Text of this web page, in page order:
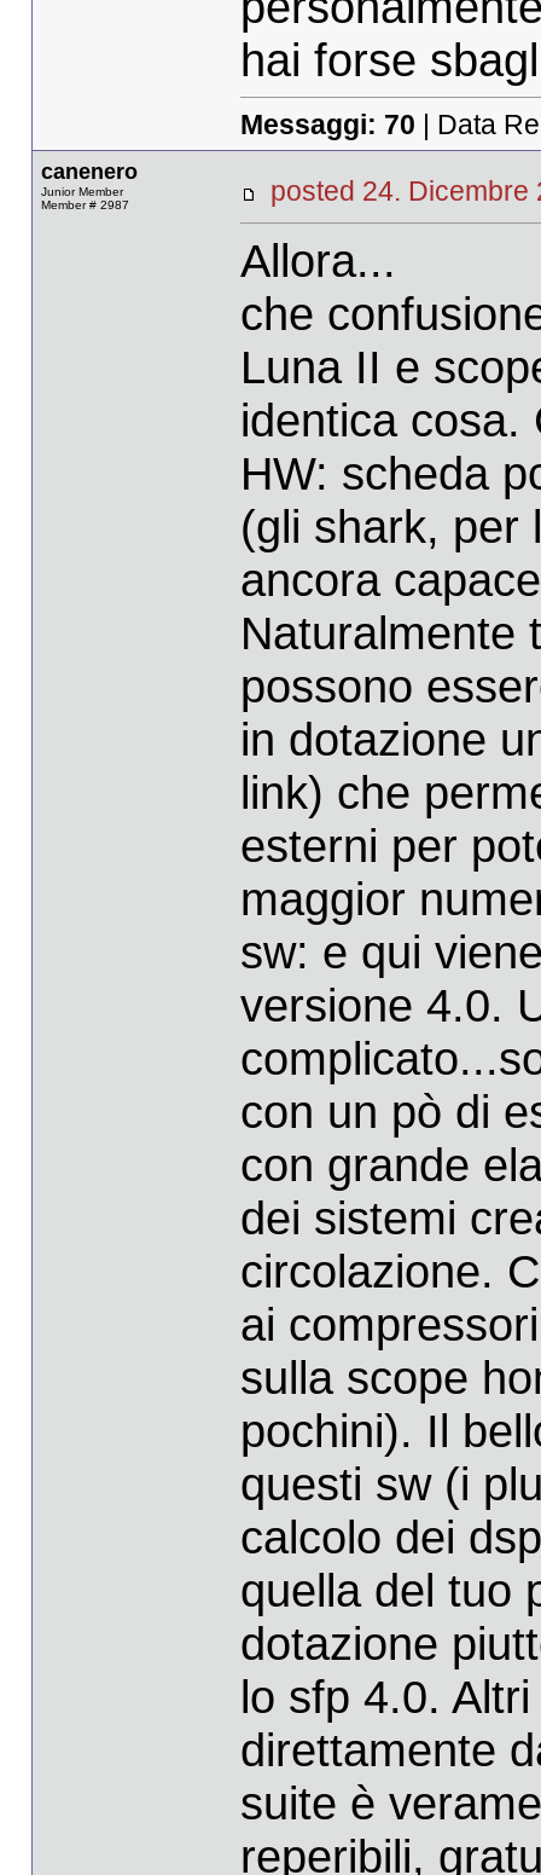
hai forse
Messaggi: 70 | Data
canenero
Junior Member
Member # 2987
posted 24.
Allora...
che
Luna II e
identica cosa.
HW: scheda
(gli shark, per
ancora
Naturalmente
possono
in dotazione
link) che
esterni per
maggior
sw: e qui
versione 4.0.
con un pò di
con grande
dei sistemi
circolazione.
ai
sulla scope
pochini). Il
questi sw (i
calcolo dei
quella del tuo
dotazione
lo sfp 4.0.
direttamente
suite è
reperibili,